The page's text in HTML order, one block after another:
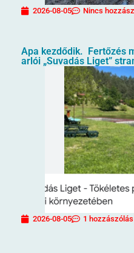
2026-08-05 Nincs
Apa kezdődik. Fertőzés
arlói „Suvadás Liget”
2026-08-05 1 hozzászólás